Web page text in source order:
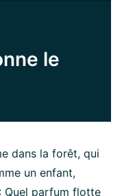
le
dans la forêt, qui
un enfant,
Quel parfum flotte